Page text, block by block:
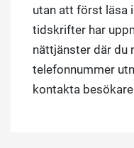
utan att först läsa
tidskrifter har
nättjänster där du
telefonnummer
kontakta